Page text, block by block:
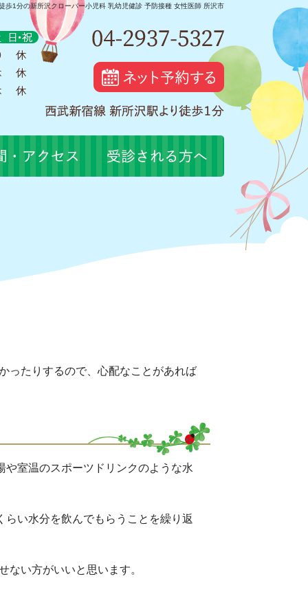
歩1分の新所沢クローバー小児科 乳幼児健診 予防接種 女性医師 所沢市
ったりするので、心配なことがあれば
室温のスポーツドリンクのような水
い水分を飲んでもらうことを繰り返
ない方がいいと思います。